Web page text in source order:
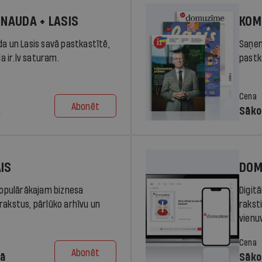
+ LASIS
un Lasis savā pastkastītē,
ir.lv saturam.
Abonēt
Cena
biznesa
pārlūko arhīvu un
Abonēt
Cena